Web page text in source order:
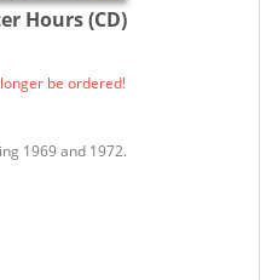
Hours (CD)
be ordered!
1969 and 1972.